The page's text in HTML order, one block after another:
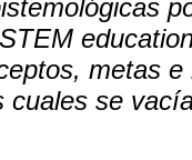
metas
cuales se